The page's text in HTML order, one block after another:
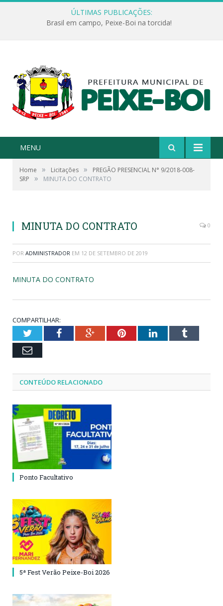
ÚLTIMAS PUBLICAÇÕES:
Brasil em campo, Peixe-Boi na torcida!
MENU
Home » Licitações »
PREGÃO PRESENCIAL N° 9/2018-008-
SRP
» MINUTA DO CONTRATO
MINUTA DO CONTRATO 0
POR ADMINISTRADOR EM 12 DE SETEMBRO DE 2019
MINUTA DO CONTRATO
COMPARTILHAR:
TwitterFacebookGoogle+PinterestLinkedInTumblr
Email
CONTEÚDO RELACIONADO
Ponto Facultativo
5ª Fest Verão Peixe-Boi 2026